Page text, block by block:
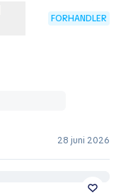
FORHANDLER
28 juni 2026